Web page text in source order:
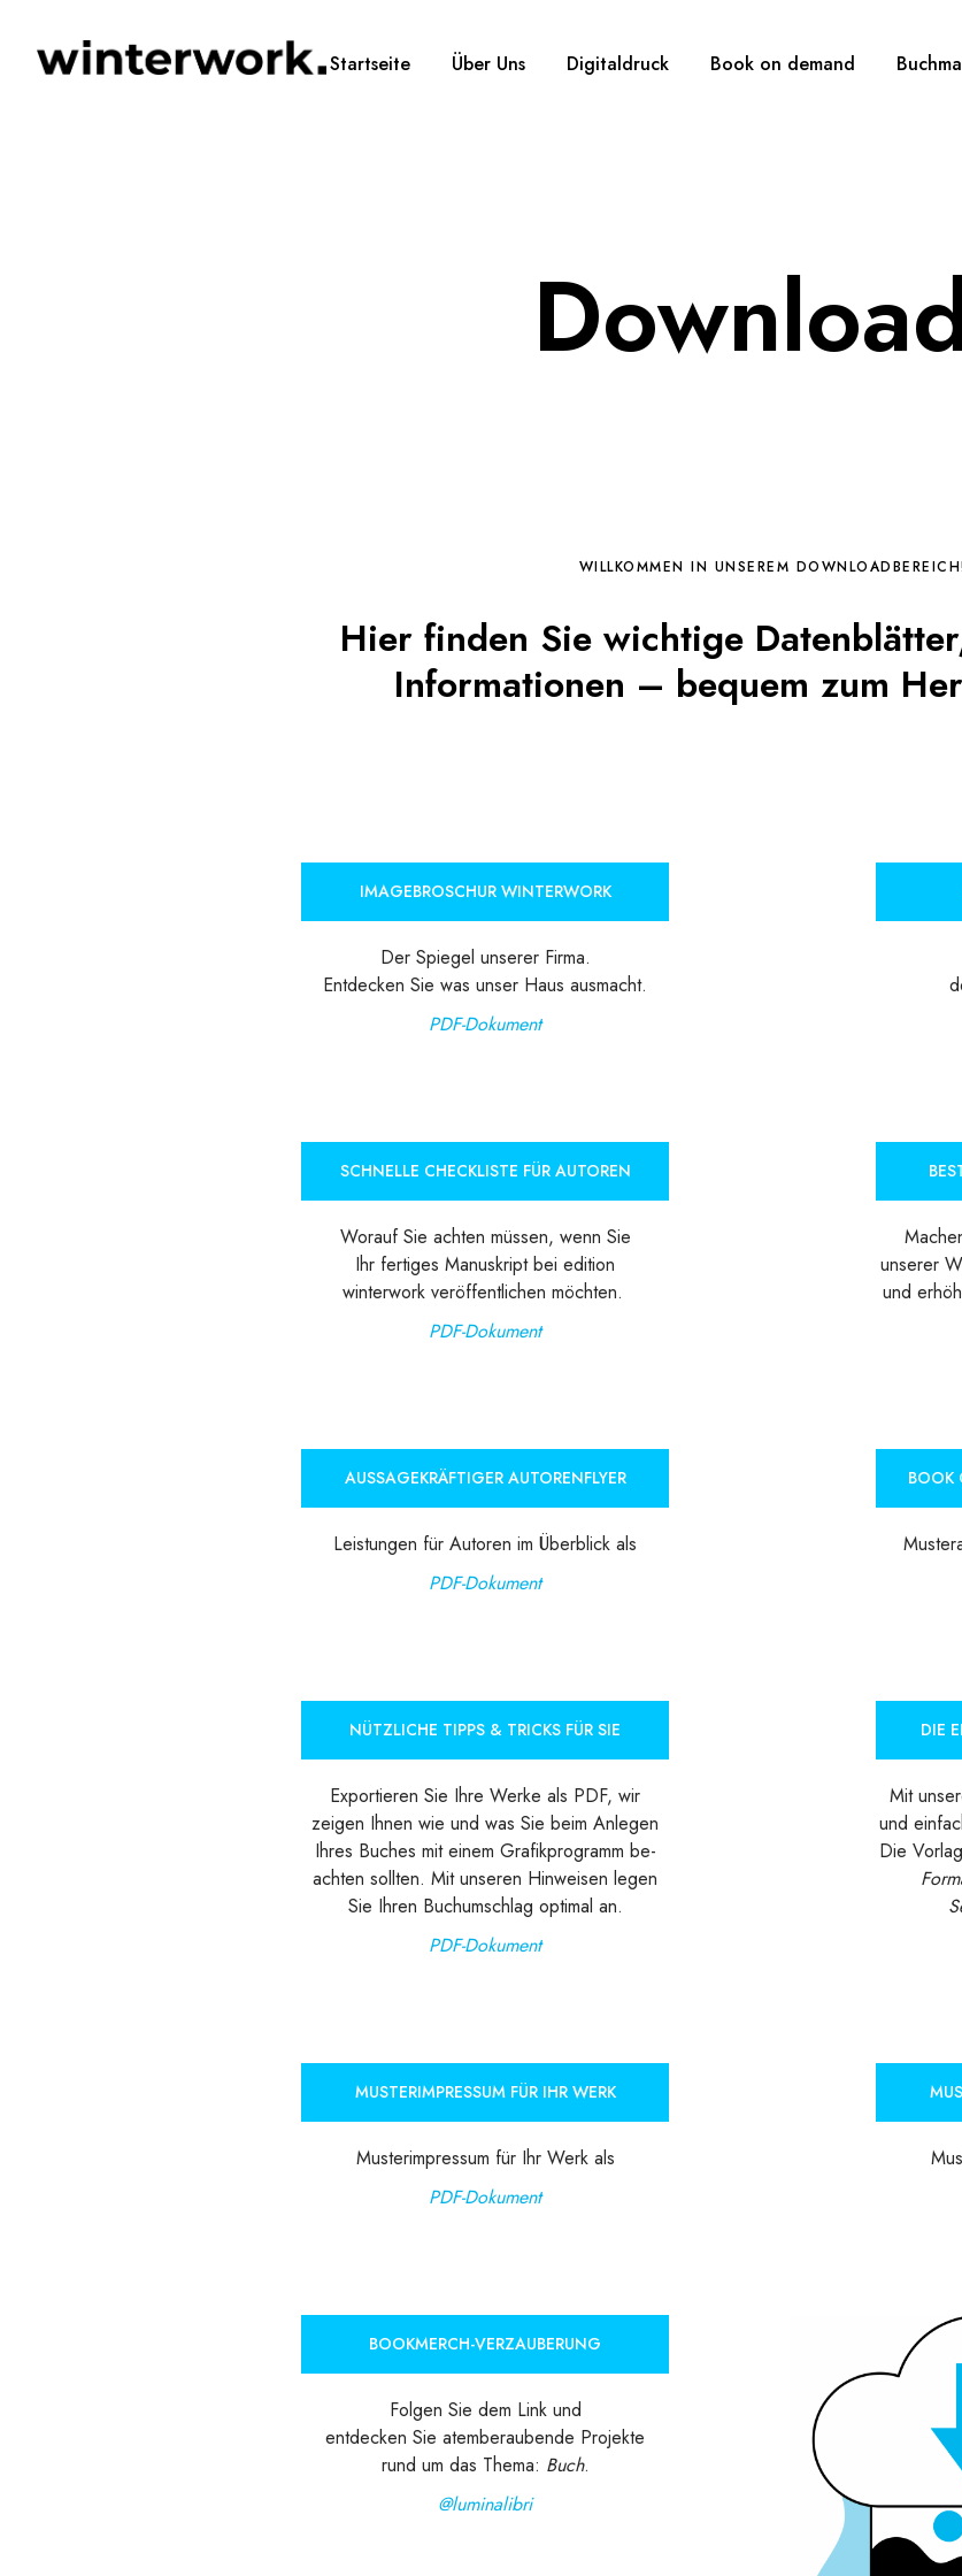
Startseite Über Uns Digitaldruck Book on demand
WILLKOMMEN IN UNSEREM DOWNLOADBEREICH!
Hier finden Sie wichtige
Informationen – bequem zum
IMAGEBROSCHUR WINTERWORK
Der Spiegel unserer Firma.
Entdecken Sie was unser Haus ausmacht.
PDF-Dokument
SCHNELLE CHECKLISTE FÜR AUTOREN
Worauf Sie achten müssen, wenn Sie
Ihr fertiges Manuskript bei edition
winterwork veröffentlichen möchten.
PDF-Dokument
unserer
und
AUSSAGEKRÄFTIGER AUTORENFLYER
Leistungen für Autoren im Überblick als
PDF-Dokument
BOOK
NÜTZLICHE TIPPS & TRICKS FÜR SIE
Exportieren Sie Ihre Werke als PDF, wir
zeigen Ihnen wie und was Sie beim Anlegen
Ihres Buches mit einem Grafikprogramm be-
achten sollten. Mit unseren Hinweisen legen
Sie Ihren Buchumschlag optimal an.
PDF-Dokument
DIE
Mit
und
Die
MUSTERIMPRESSUM FÜR IHR WERK
Musterimpressum für Ihr Werk als
PDF-Dokument
BOOKMERCH-VERZAUBERUNG
Folgen Sie dem Link und
entdecken Sie atemberaubende Projekte
rund um das Thema: Buch.
@luminalibri